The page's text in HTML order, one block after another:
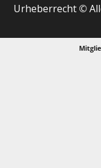
Urheberrecht ©